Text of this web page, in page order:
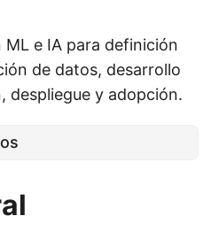
e IA para definición
de datos, desarrollo
despliegue y adopción.